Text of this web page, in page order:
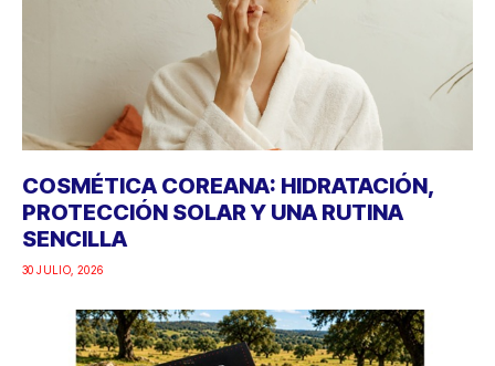
COSMÉTICA COREANA: HIDRATACIÓN,
PROTECCIÓN SOLAR Y UNA RUTINA
SENCILLA
30 JULIO, 2026